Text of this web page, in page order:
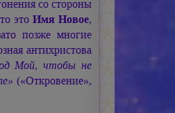
со стороны
это Имя Новое,
позже многие
антихристова
Мой, чтобы не
(«Откровение»,